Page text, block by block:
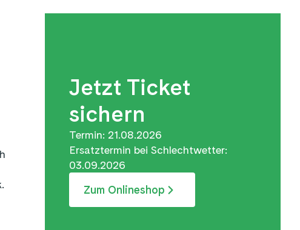
Jetzt Ticket
sichern
Termin: 21.08.2026
Ersatztermin bei Schlechtwetter:
03.09.2026
Zum Onlineshop